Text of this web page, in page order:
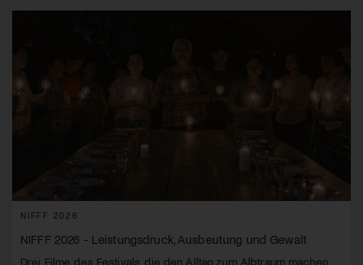
NIFFF 2026
NIFFF 2026 - Leistungsdruck, Ausbeutung und Gewalt
Drei Filme des Festivals, die den Alltag zum Albtraum machen